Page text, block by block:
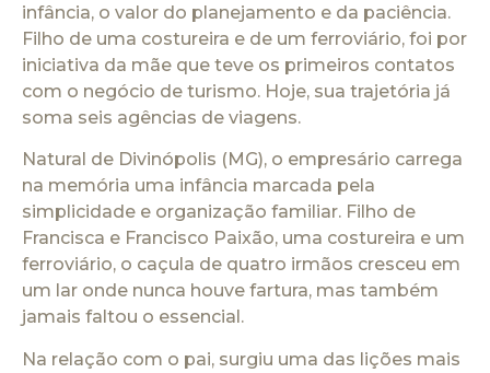
infância, o valor do planejamento e da paciência.
Filho de uma costureira e de um ferroviário, foi por
iniciativa da mãe que teve os primeiros contatos
com o negócio de turismo. Hoje, sua trajetória já
soma seis agências de viagens.
Natural de Divinópolis (MG), o empresário carrega
na memória uma infância marcada pela
simplicidade e organização familiar. Filho de
Francisca e Francisco Paixão, uma costureira e um
ferroviário, o caçula de quatro irmãos cresceu em
um lar onde nunca houve fartura, mas também
jamais faltou o essencial.
Na relação com o pai, surgiu uma das lições mais